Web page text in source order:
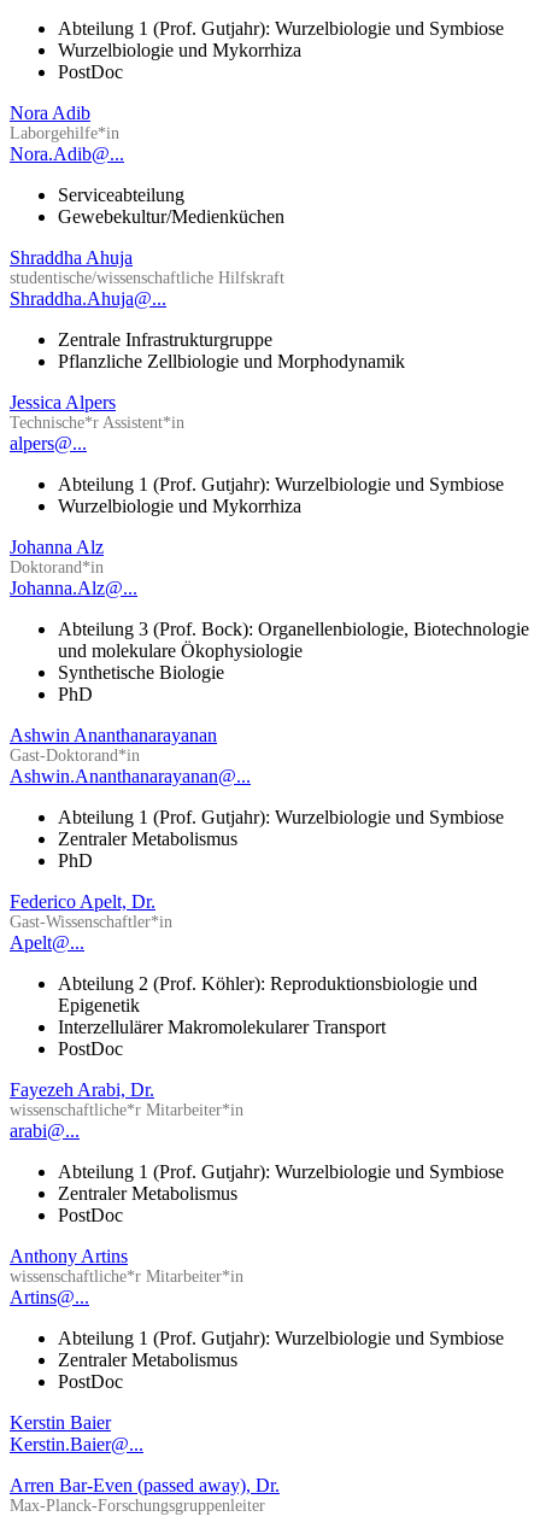
Abteilung 1 (Prof. Gutjahr): Wurzelbiologie und Symbiose
Wurzelbiologie und Mykorrhiza
PostDoc
Nora Adib
Laborgehilfe*in
Nora.Adib@...
Serviceabteilung
Gewebekultur/Medienküchen
Shraddha Ahuja
studentische/wissenschaftliche Hilfskraft
Shraddha.Ahuja@...
Zentrale Infrastrukturgruppe
Pflanzliche Zellbiologie und Morphodynamik
Jessica Alpers
Technische*r Assistent*in
alpers@...
Abteilung 1 (Prof. Gutjahr): Wurzelbiologie und Symbiose
Wurzelbiologie und Mykorrhiza
Johanna Alz
Doktorand*in
Johanna.Alz@...
Abteilung 3 (Prof. Bock): Organellenbiologie, Biotechnologie
und molekulare Ökophysiologie
Synthetische Biologie
PhD
Ashwin Ananthanarayanan
Gast-Doktorand*in
Ashwin.Ananthanarayanan@...
Abteilung 1 (Prof. Gutjahr): Wurzelbiologie und Symbiose
Zentraler Metabolismus
PhD
Federico Apelt, Dr.
Gast-Wissenschaftler*in
Apelt@...
Abteilung 2 (Prof. Köhler): Reproduktionsbiologie und
Epigenetik
Interzellulärer Makromolekularer Transport
PostDoc
Fayezeh Arabi, Dr.
wissenschaftliche*r Mitarbeiter*in
arabi@...
Abteilung 1 (Prof. Gutjahr): Wurzelbiologie und Symbiose
Zentraler Metabolismus
PostDoc
Anthony Artins
wissenschaftliche*r Mitarbeiter*in
Artins@...
Abteilung 1 (Prof. Gutjahr): Wurzelbiologie und Symbiose
Zentraler Metabolismus
PostDoc
Kerstin Baier
Kerstin.Baier@...
Arren Bar-Even (passed away), Dr.
Max-Planck-Forschungsgruppenleiter